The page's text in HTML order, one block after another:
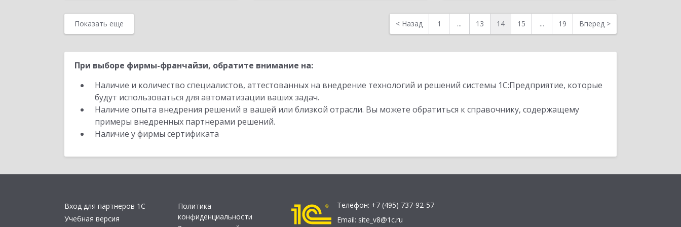
Показать еще < Назад 1 ... 13 14 15 ... 19 Вперед >
При выборе фирмы-франчайзи, обратите внимание на:
Наличие и количество специалистов, аттестованных на внедрение технологий и решений системы 1С:Предприятие, которые
будут использоваться для автоматизации ваших задач.
Наличие опыта внедрения решений в вашей или близкой отрасли. Вы можете обратиться к справочнику, содержащему
примеры внедренных партнерами решений.
Наличие у фирмы сертификата
Вход для партнеров 1С
Учебная версия
Политика
конфиденциальности
Телефон: +7 (495) 737-92-57
Email: site_v8@1c.ru